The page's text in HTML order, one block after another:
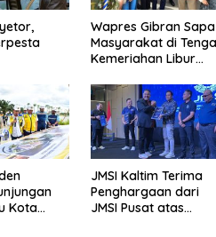
Wapres Gibran Sapa
Masyarakat di
Kemeriahan Libur
Kota
JMSI Kaltim Terima
Penghargaan dari
JMSI Pusat atas